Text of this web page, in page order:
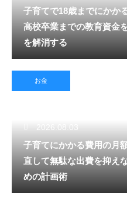
子育てで18歳までにかか
高校卒業までの教育資金
を解消する
お金
2026.08.03
子育てにかかる費用の月
直して無駄な出費を抑え
めの計画術